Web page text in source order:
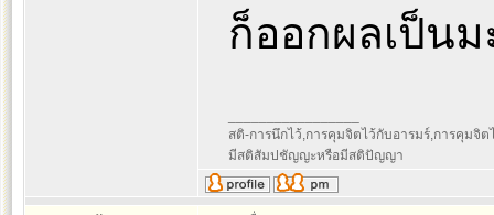
ก็ออกผลเป็น
สติ-การนึกไว้,การคุมจิตไว้กับอารมร์,การคุมจิ
มีสติสัมปชัญญะหรือมีสติปัญญา